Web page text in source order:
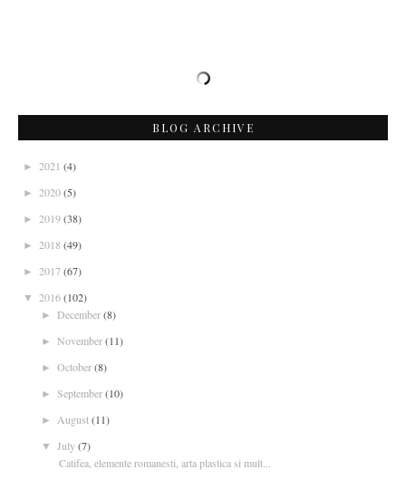
BLOG ARCHIVE
► 2021 (4)
► 2020(5)
► 2019(38)
► 2018 (49)
► 2017 (67)
▼ 2016(102)
► December(8)
► November(11)
► October(8)
► September(10)
► August(11)
▼ July(7)
Catifea, elemente romanesti, arta plastica si mult...